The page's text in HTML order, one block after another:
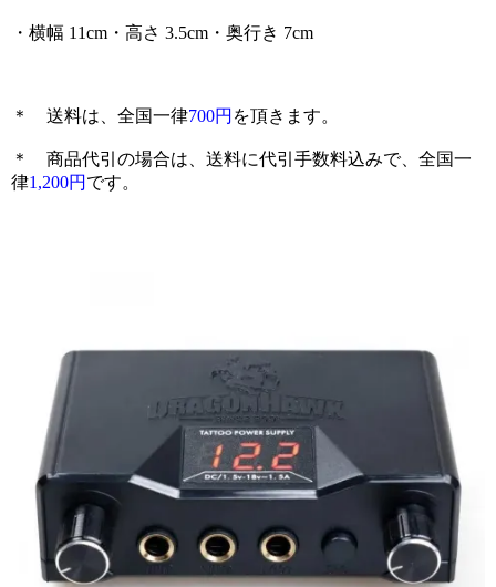
・横幅 11cm・高さ 3.5cm・奥行き 7cm
＊ 送料は、全国一律700円 を頂きます。
＊ 商品代引の場合は、送料に代引手数料込みで、全国一
律1,200円 です。